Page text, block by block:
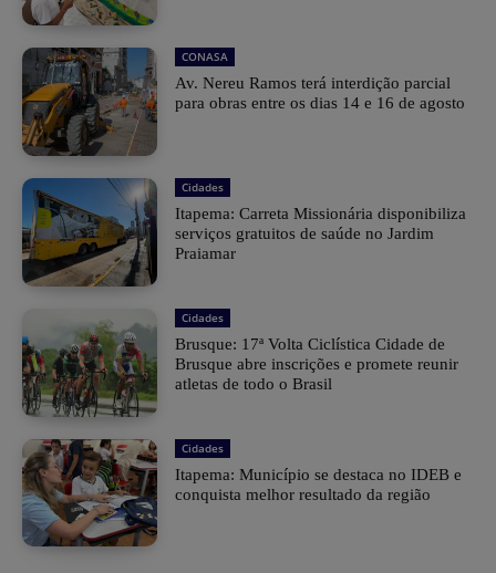
CONASA
Av. Nereu Ramos terá interdição parcial
para obras entre os dias 14 e 16 de agosto
Cidades
Itapema: Carreta Missionária disponibiliza
serviços gratuitos de saúde no Jardim
Praiamar
Cidades
Brusque: 17ª Volta Ciclística Cidade de
Brusque abre inscrições e promete reunir
atletas de todo o Brasil
Cidades
Itapema: Município se destaca no IDEB e
conquista melhor resultado da região